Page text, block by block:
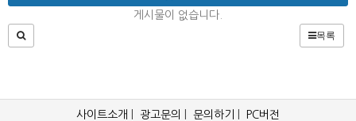
게시물이 없습니다.
목록
사이트소개 광고문의 문의하기 PC버전